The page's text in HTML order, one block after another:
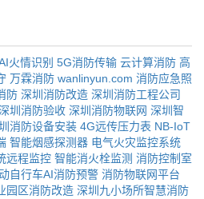
火情识别 5G消防传输 云计算消防 高
万霖消防 wanlinyun.com 消防应急照
防 深圳消防改造 深圳消防工程公司
圳消防验收 深圳消防物联网 深圳智
消防设备安装 4G远传压力表 NB-IoT
智能烟感探测器 电气火灾监控系统
远程监控 智能消火栓监测 消防控制室
自行车AI消防预警 消防物联网平台
园区消防改造 深圳九小场所智慧消防